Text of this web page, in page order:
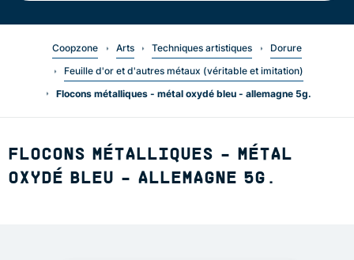
Coopzone Arts Techniques artistiques
Dorure
Feuille d'or et d'autres métaux (véritable et imitation)
Flocons métalliques - métal oxydé bleu - allemagne 5g.
FLOCONS MÉTALLIQUES - MÉTAL
OXYDÉ BLEU - ALLEMAGNE 5G.